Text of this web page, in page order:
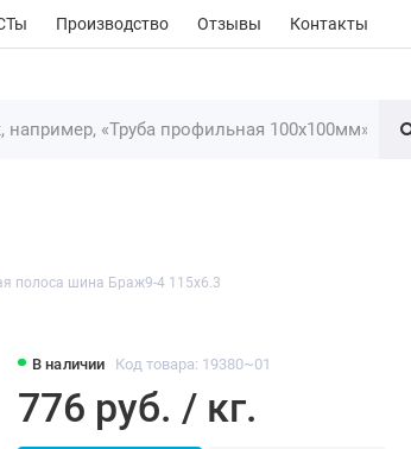
Производство Отзывы Контакты
полоса шина Браж9-4 115х6.3
В наличии Код товара: 19380~01
776 руб. / кг.